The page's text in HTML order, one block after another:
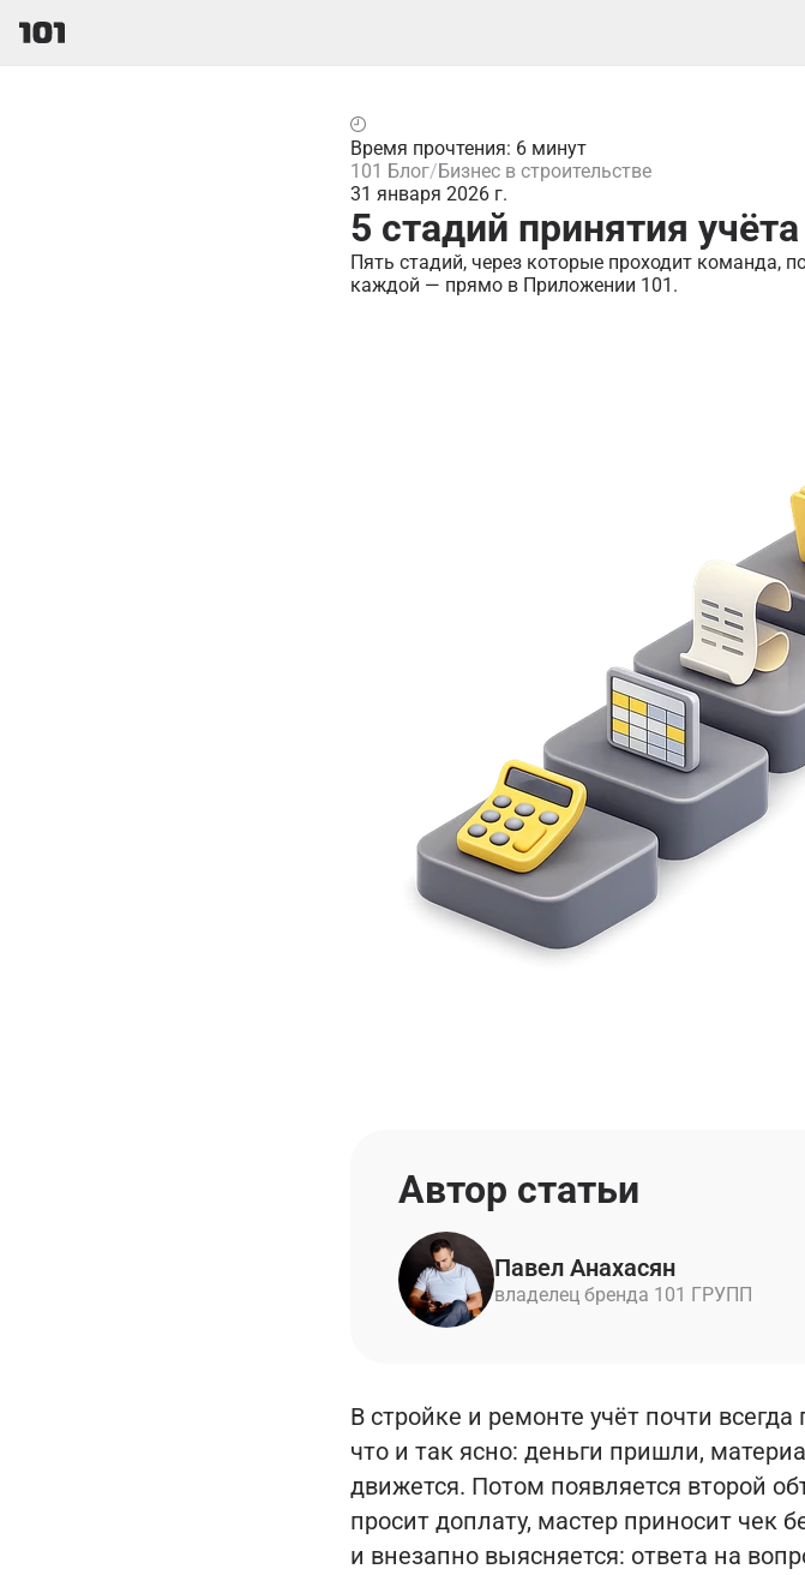
Время прочтения: 6 минут
101 Блог Бизнес в строительстве
31 января 2026 г.
5 стадий принятия
Пять стадий, через которые проходит команда,
каждой — прямо в Приложении 101.
Автор статьи
Павел Анахасян
владелец бренда 101 ГРУПП
В стройке и ремонте учёт почти
что и так ясно: деньги пришли,
движется. Потом появляется второй
просит доплату, мастер приносит чек
и внезапно выясняется: ответа на